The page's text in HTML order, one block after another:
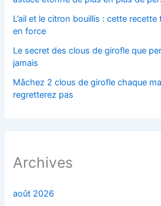
L’ail et le citron bouillis : cette
en force
Le secret des clous de girofle que
jamais
Mâchez 2 clous de girofle chaque
regretterez pas
Archives
août 2026